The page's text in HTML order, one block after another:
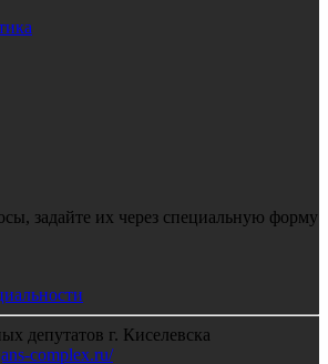
задайте их через специальную форму
депутатов г. Киселевска
complex.ru/